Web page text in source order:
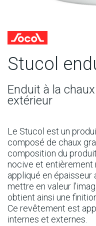
Stucol
Enduit à la
extérieur
Le Stucol est un
composé de chaux
composition du
nocive et entièrement
appliqué en
mettre en valeur
obtient ainsi une
Ce revêtement est
internes et externes.